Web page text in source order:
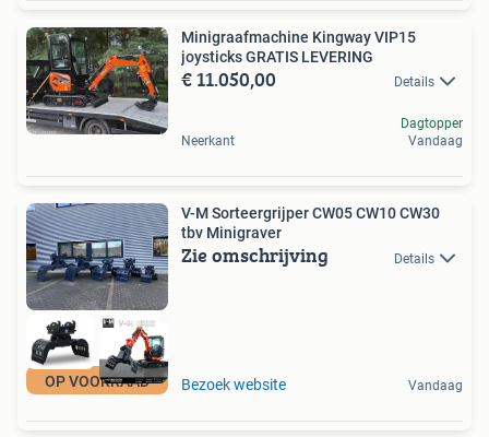
Minigraafmachine Kingway VIP15
joysticks GRATIS LEVERING
€ 11.050,00 Details
Neerkant
Dagtopper
Vandaag
OP VOORRAAD
V-M Sorteergrijper CW05 CW10 CW30
tbv Minigraver
Zie omschrijving Details
Bezoek website Vandaag